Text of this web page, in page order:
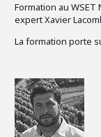
Formation au
expert Xavier
La formation porte